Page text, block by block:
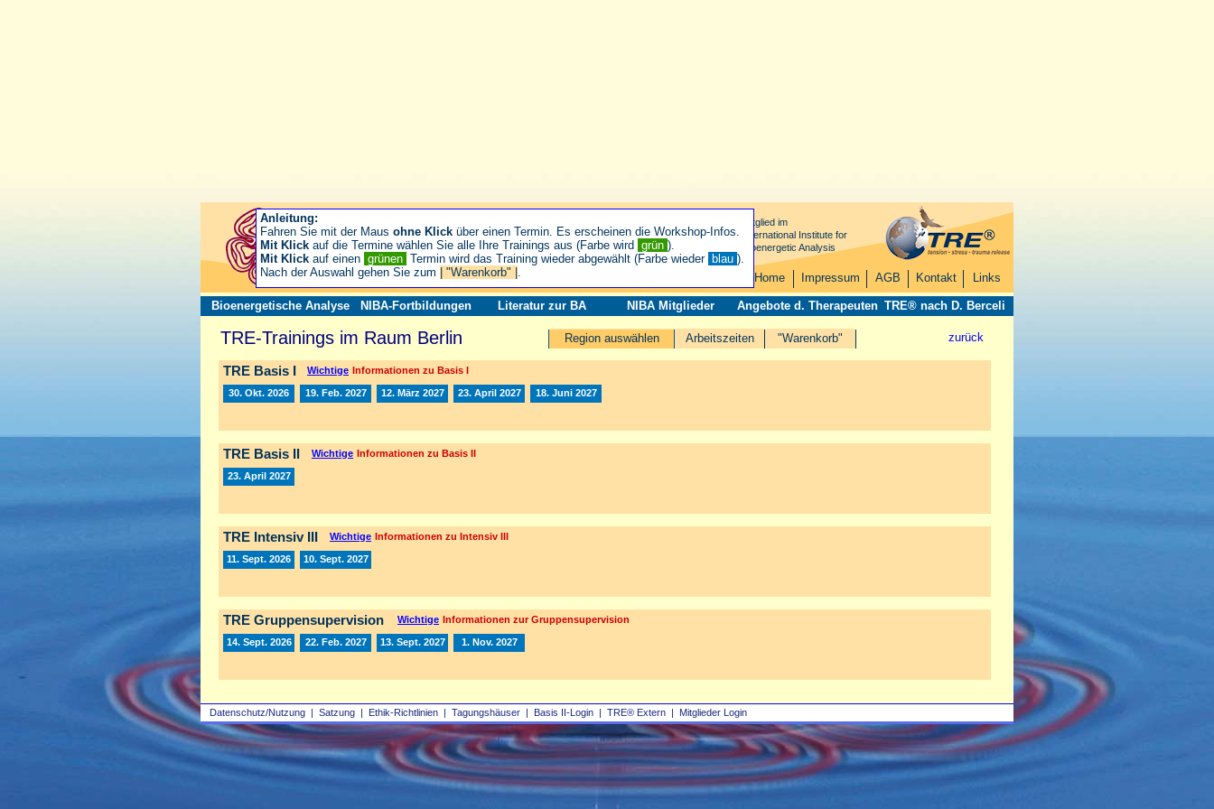
Datenschutz/Nutzung | Satzung | Ethik-Richtlinien | Tagungshäuser | Basis II‑Login | TRE® Extern | Mitglieder Login
Mitglied im
International Institute for
Bioenergetic Analysis
Home Impressum AGB Kontakt Links
Bioenergetische Analyse NIBA-Fortbildungen Literatur zur BA NIBA Mitglieder Angebote d. Therapeuten TRE® nach D. Berceli
zurück
Arbeitszeiten "Warenkorb"
TRE-Trainings im Raum Berlin Region auswählen
TRE Basis I Wichtige Informationen zu Basis I
30. Okt. 2026 19. Feb. 2027 12. März 2027 23. April 2027 18. Juni 2027
TRE Basis II Wichtige Informationen zu Basis II
23. April 2027
TRE Intensiv III Wichtige Informationen zu Intensiv III
11. Sept. 2026 10. Sept. 2027
TRE Gruppensupervision Wichtige Informationen zur Gruppensupervision
14. Sept. 2026 22. Feb. 2027 13. Sept. 2027 1. Nov. 2027
Anleitung:
Fahren Sie mit der Maus ohne Klick über einen Termin. Es erscheinen die Workshop-Infos.
Mit Klick auf die Termine wählen Sie alle Ihre Trainings aus (Farbe wird grün ).
Mit Klick auf einen grünen Termin wird das Training wieder abgewählt (Farbe wieder blau ).
Nach der Auswahl gehen Sie zum
| "Warenkorb" | .